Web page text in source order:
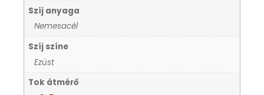
Szíj anyaga
Nemesacél
Szíj színe
Ezüst
Tok átmérő
KANDALLÓÓRÁK
KENNETH COLE
LORUS